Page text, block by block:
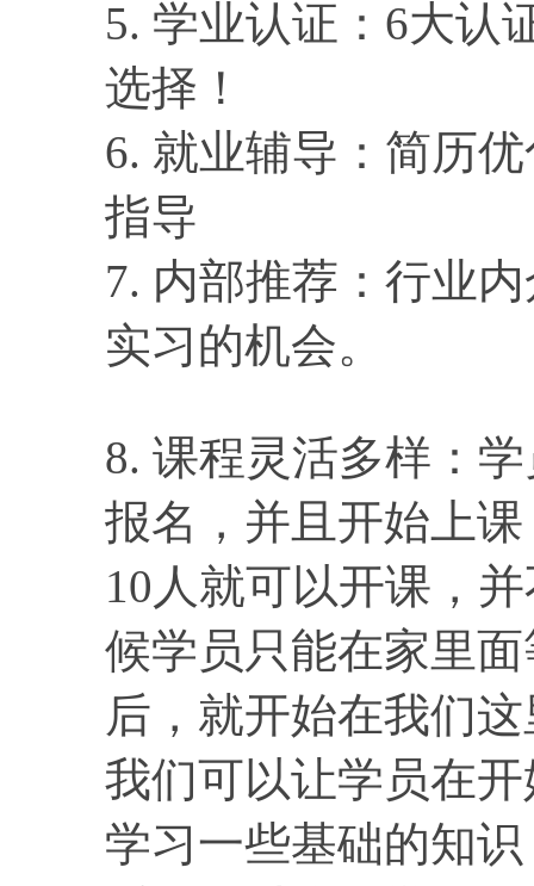
5. 学业认证：6大认
选择！
6. 就业辅导：简历
指导
7. 内部推荐：行业
实习的机会。
8. 课程灵活多样：
报名，并且开始上
10人就可以开课，
候学员只能在家里
后，就开始在我们
我们可以让学员在
学习一些基础的知